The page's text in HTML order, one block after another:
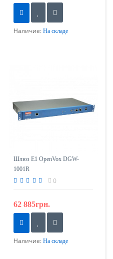
Наличие: На складе
Шлюз E1 OpenVox DGW-
1001R
0
62 885грн.
Наличие: На складе